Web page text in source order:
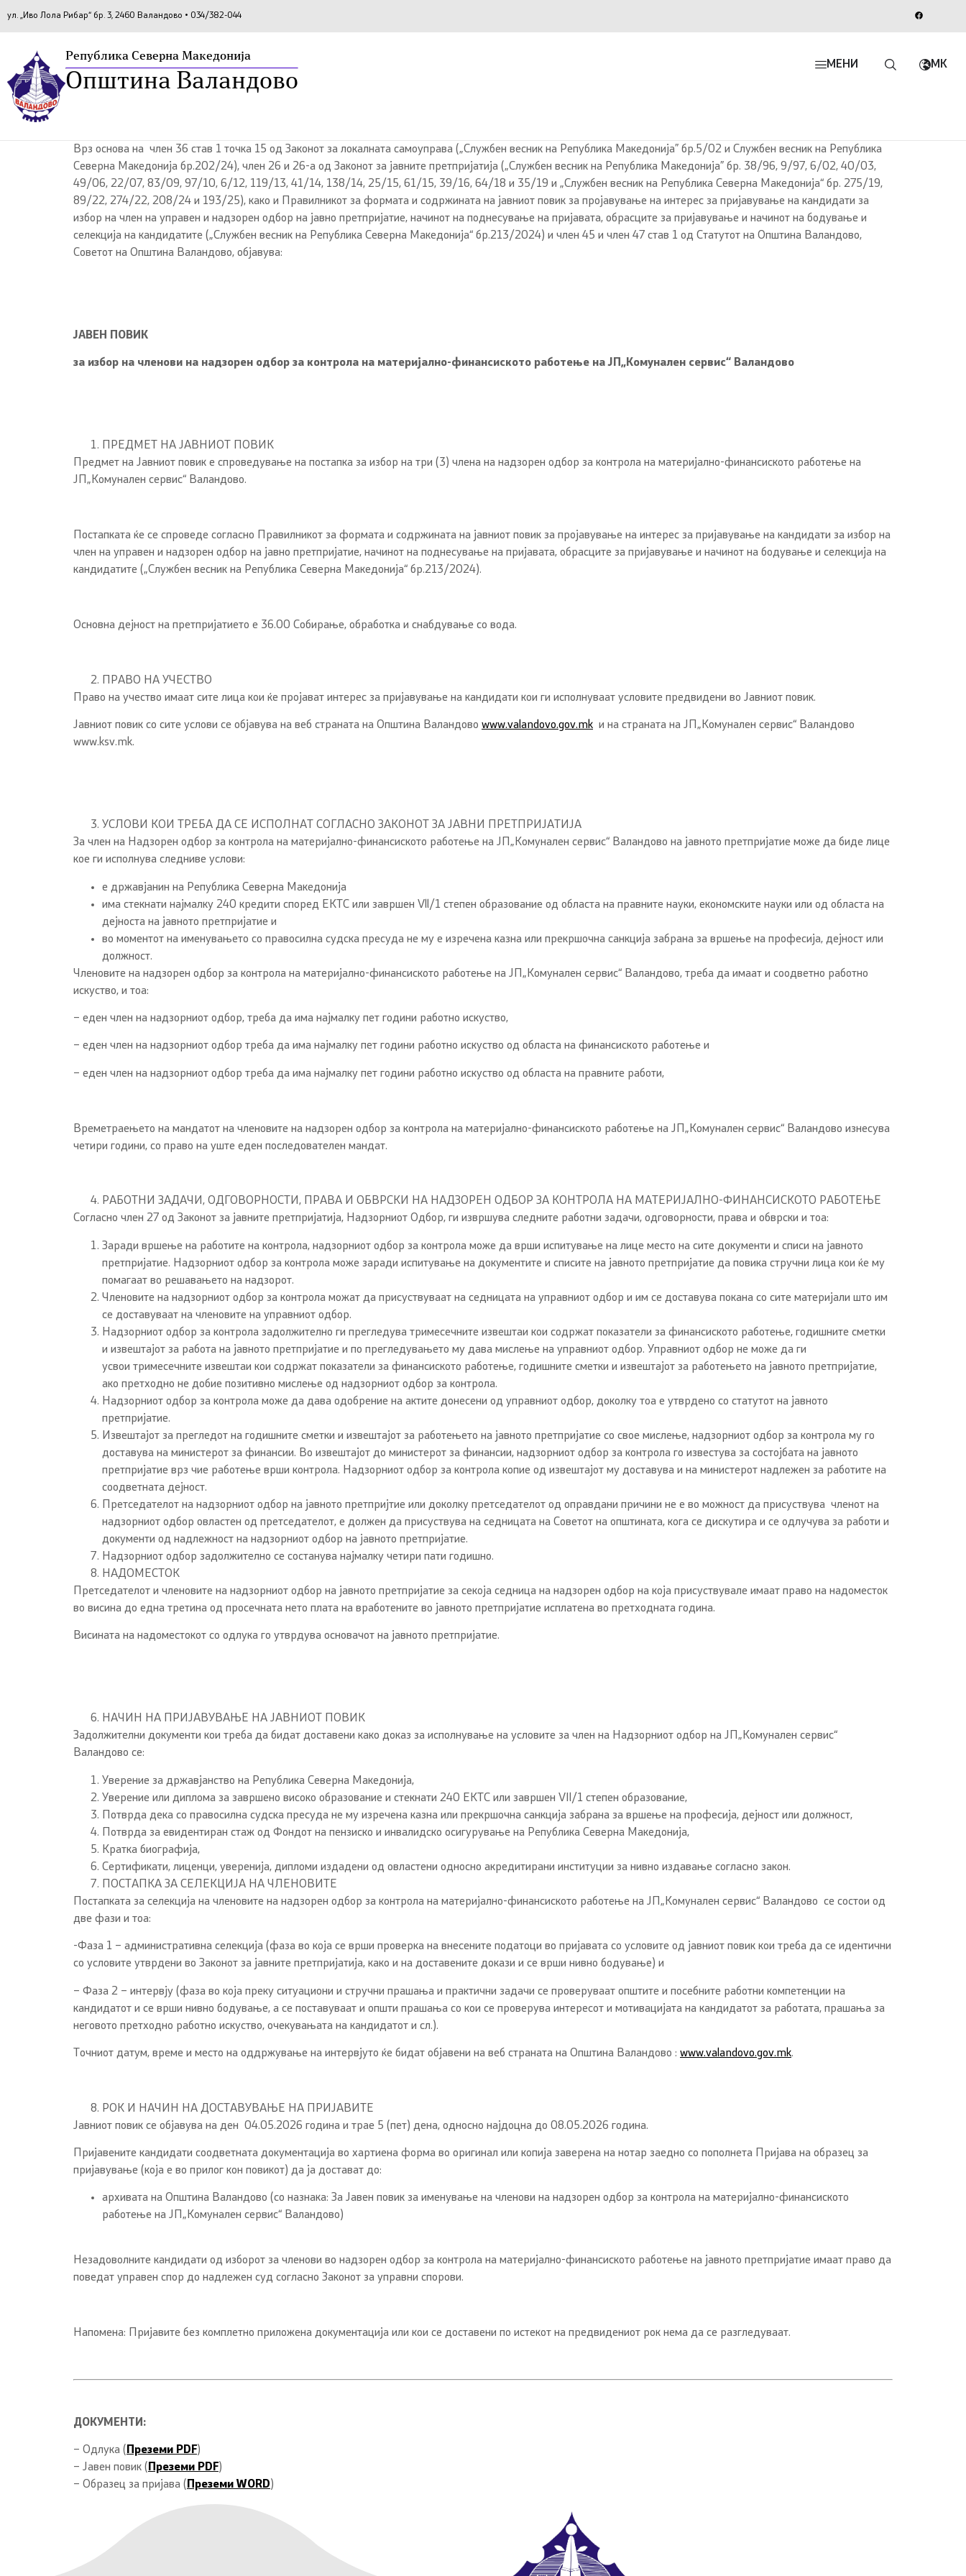
ул. „Иво Лола Рибар“ бр. 3, 2460 Валандово • 034/382-044
Република Северна Македонија
Општина Валандово
МЕНИ MK
Врз основа на член 36 став 1 точка 15 од Законот за локалната самоуправа („Службен весник на Република Македонија” бр.5/02 и Службен весник на Република
Северна Македонија бр.202/24), член 26 и 26-а од Законот за јавните претпријатија („Службен весник на Република Македонија” бр. 38/96, 9/97, 6/02, 40/03,
49/06, 22/07, 83/09, 97/10, 6/12, 119/13, 41/14, 138/14, 25/15, 61/15, 39/16, 64/18 и 35/19 и „Службен весник на Република Северна Македонија“ бр. 275/19,
89/22, 274/22, 208/24 и 193/25), како и Правилникот за формата и содржината на јавниот повик за пројавување на интерес за пријавување на кандидати за
избор на член на управен и надзорен одбор на јавно претпријатие, начинот на поднесување на пријавата, обрасците за пријавување и начинот на бодување и
селекција на кандидатите („Службен весник на Република Северна Македонија“ бр.213/2024) и член 45 и член 47 став 1 од Статутот на Општина Валандово,
Советот на Општина Валандово, објавува:
ЈАВЕН ПОВИК
за избор на членови на надзорен одбор за контрола на материјално-финансиското работење на Ј „Комунален сервис“ Валандово
ПРЕДМЕТ НА ЈАВНИОТ ПОВИК
Предмет на Јавниот повик е спроведување на постапка за избор на три (3) члена на надзорен одбор за контрола на материјално-финансиското работење на
ЈП„Комунален сервис“ Валандово.
Постапката ќе се спроведе согласно Правилникот за формата и содржината на јавниот повик за пројавување на интерес за пријавување на кандидати за избор на
член на управен и надзорен одбор на јавно претпријатие, начинот на поднесување на пријавата, обрасците за пријавување и начинот на бодување и селекција на
кандидатите („Службен весник на Република Северна Македонија“ бр.213/2024).
Основна дејност на претпријатието e 36.00 Собирање, обработка и снабдување со вода.
ПРАВО НА УЧЕСТВО
Право на учество имаат сите лица кои ќе пројават интерес за пријавување на кандидати кои ги исполнуваат условите предвидени во Јавниот повик.
Јавниот повик со сите услови се објавува на веб страната на Општина Валандово www.valandovo.gov.mk и на страната на ЈП„Комунален сервис“ Валандово
www.ksv.mk.
УСЛОВИ КОИ ТРЕБА ДА СЕ ИСПОЛНАТ СОГЛАСНО ЗАКОНОТ ЗА ЈАВНИ ПРЕТПРИЈАТИЈА
За член на Надзорен одбор за контрола на материјално-финансиското работење на ЈП„Комунален сервис“ Валандово на јавното претпријатие може да биде лице
кое ги исполнува следниве услови:
е државјанин на Република Северна Македонија
има стекнати најмалку 240 кредити според ЕКТС или завршен Vll/1 степен образование од областа на правните науки, економските науки или од областа на
дејноста на јавното претпријатие и
во моментот на именувањето со правосилна судска пресуда не му е изречена казна или прекршочна санкција забрана за вршење на професија, дејност или
должност.
Членовите на надзорен одбор за контрола на материјално-финансиското работење на ЈП„Комунален сервис“ Валандово, треба да имаат и соодветно работно
искуство, и тоа:
– еден член на надзорниот одбор, треба да има најмалку пет години работно искуство,
– еден член на надзорниот одбор треба да има најмалку пет години работно искуство од областа на финансиското работење и
– еден член на надзорниот одбор треба да има најмалку пет години работно искуство од областа на правните работи,
Времетраењето на мандатот на членовите на надзорен одбор за контрола на материјално-финансиското работење на ЈП„Комунален сервис“ Валандово изнесува
четири години, со право на уште еден последователен мандат.
РАБОТНИ ЗАДАЧИ, ОДГОВОРНОСТИ, ПРАВА И ОБВРСКИ НА НАДЗОРЕН ОДБОР ЗА КОНТРОЛА НА МАТЕРИЈАЛНО-ФИНАНСИСКОТО РАБОТЕЊЕ
Согласно член 27 од Законот за јавните претпријатија, Надзорниот Одбор, ги извршува следните работни задачи, одговорности, права и обврски и тоа:
Заради вршење на работите на контрола, надзорниот одбор за контрола може да врши испитување на лице место на сите документи и списи на јавното
претпријатие. Надзорниот одбор за контрола може заради испитување на документите и списите на јавното претпријатие да повика стручни лица кои ќе му
помагаат во решавањето на надзорот.
Членовите на надзорниот одбор за контрола можат да присуствуваат на седницата на управниот одбор и им се доставува покана со сите материјали што им
се доставуваат на членовите на управниот одбор.
Надзорниот одбор за контрола задолжително ги прегледува тримесечните извештаи кои содржат показатели за финансиското работење, годишните сметки
и извештајот за работа на јавното претпријатие и по прегледувањето му дава мислење на управниот одбор. Управниот одбор не може да ги
усвои тримесечните извештаи кои содржат показатели за финансиското работење, годишните сметки и извештајот за работењето на јавното претпријатие,
ако претходно не добие позитивно мислење од надзорниот одбор за контрола.
Надзорниот одбор за контрола може да дава одобрение на актите донесени од управниот одбор, доколку тоа е утврдено со статутот на јавното
претпријатие.
Извештајот за прегледот на годишните сметки и извештајот за работењето на јавното претпријатие со свое мислење, надзорниот одбор за контрола му го
доставува на министерот за финансии. Во извештајот до министерот за финансии, надзорниот одбор за контрола го известува за состојбата на јавното
претпријатие врз чие работење врши контрола. Надзорниот одбор за контрола копие од извештајот му доставува и на министерот надлежен за работите на
соодветната дејност.
Претседателот на надзорниот одбор на јавното претпријтие или доколку претседателот од оправдани причини не е во можност да присуствува членот на
надзорниот одбор овластен од претседателот, е должен да присуствува на седницата на Советот на општината, кога се дискутира и се одлучува за работи и
документи од надлежност на надзорниот одбор на јавното претпријатие.
Надзорниот одбор задолжително се состанува најмалку четири пати годишно.
НАДОМЕСТОК
Претседателот и членовите на надзорниот одбор на јавното претпријатие за секоја седница на надзорен одбор на која присуствувале имаат право на надоместок
во висина до една третина од просечната нето плата на вработените во јавното претпријатие исплатена во претходната година.
Висината на надоместокот со одлука го утврдува основачот на јавното претпријатие.
НАЧИН НА ПРИЈАВУВАЊЕ НА ЈАВНИОТ ПОВИК
Задолжителни документи кои треба да бидат доставени како доказ за исполнување на условите за член на Надзорниот одбор на ЈП„Комунален сервис“
Валандово се:
Уверение за државјанство на Република Северна Македонија,
Уверение или диплома за завршено високо образование и стекнати 240 ЕКТС или завршен VIl/1 степен образование,
Потврда дека со правосилна судска пресуда не му изречена казна или прекршочна санкција забрана за вршење на професија, дејност или должност,
Потврда за евидентиран стаж од Фондот на пензиско и инвалидско осигурување на Република Северна Македонија,
Кратка биографија,
Сертификати, лиценци, уверенија, дипломи издадени од овластени односно акредитирани институции за нивно издавање согласно закон.
ПОСТАПКА ЗА СЕЛЕКЦИЈА НА ЧЛЕНОВИТЕ
Постапката за селекција на членовите на надзорен одбор за контрола на материјално-финансиското работење на ЈП„Комунален сервис“ Валандово се состои од
две фази и тоа:
-Фаза 1 – административна селекција (фаза во која се врши проверка на внесените податоци во пријавата со условите од јавниот повик кои треба да се идентични
со условите утврдени во Законот за јавните претпријатија, како и на доставените докази и се врши нивно бодување) и
– Фаза 2 – интервју (фаза во која преку ситуациони и стручни прашања и практични задачи се проверуваат општите и посебните работни компетенции на
кандидатот и се врши нивно бодување, а се поставуваат и општи прашања со кои се проверува интересот и мотивацијата на кандидатот за работата, прашања за
неговото претходно работно искуство, очекувањата на кандидатот и сл.).
Точниот датум, време и место на оддржување на интервјуто ќе бидат објавени на веб страната на Општина Валандово : www.valandovo.gov.mk.
РОК И НАЧИН НА ДОСТАВУВАЊЕ НА ПРИЈАВИТЕ
Јавниот повик се објавува на ден 04.05.2026 година и трае 5 (пет) дена, односно наjдоцна до 08.05.2026 година.
Пријавените кандидати соодветната документација во хартиена форма во оригинал или копија заверена на нотар заедно со пополнета Пријава на образец за
пријавување (која е во прилог кон повикот) да ја достават до:
архивата на Општина Валандово (со назнака: За Јавен повик за именување на членови на надзорен одбор за контрола на материјално-финансиското
работење на ЈП„Комунален сервис“ Валандово)
Незадоволните кандидати од изборот за членoви во надзорен одбор за контрола на материјално-финансиското работење на јавното претпријатие имаат право да
поведат управен спор до надлежен суд согласно Законот за управни спорови.
Напомена: Пријавите без комплетно приложена документација или кои се доставени по истекот на предвидениот рок нема да се разгледуваат.
ДОКУМЕНТИ:
– Одлука ( Преземи PDF)
– Јавен повик (
Преземи PDF)
– Образец за пријава (
Преземи WORD)